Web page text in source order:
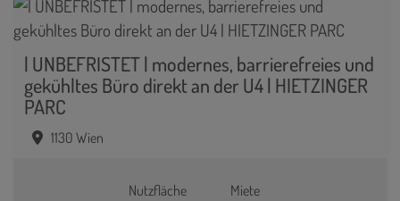
| UNBEFRISTET | modernes, barrierefreies und
gekühltes Büro direkt an der U4 | HIETZINGER
PARC
1130 Wien
Nutzfläche Miete